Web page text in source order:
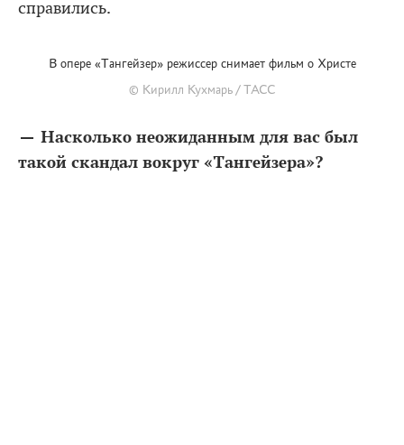
справились.
В опере «Тангейзер» режиссер снимает фильм о Христе
© Кирилл Кухмарь / ТАСС
— Насколько неожиданным для вас был
такой скандал вокруг «Тангейзера»?